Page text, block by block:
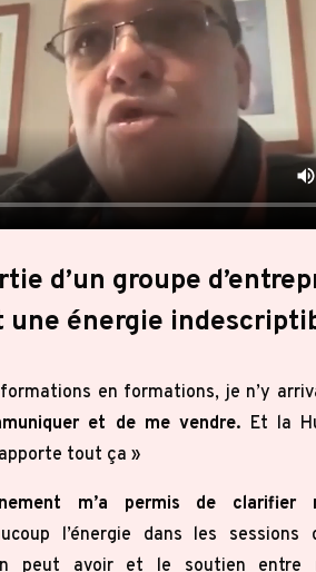
d’un groupe
une énergie
en formations, je n’y
et de me vendre. Et la
tout ça »
m’a permis de clarifier
l’énergie dans les sessions
peut avoir et le soutien entre